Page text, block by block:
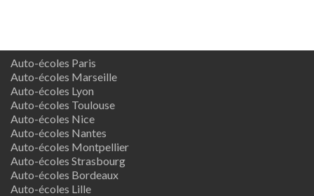
Auto-écoles Paris
Auto-écoles Marseille
Auto-écoles Lyon
Auto-écoles Toulouse
Auto-écoles Nice
Auto-écoles Nantes
Auto-écoles Montpellier
Auto-écoles Strasbourg
Auto-écoles Bordeaux
Auto-écoles Lille